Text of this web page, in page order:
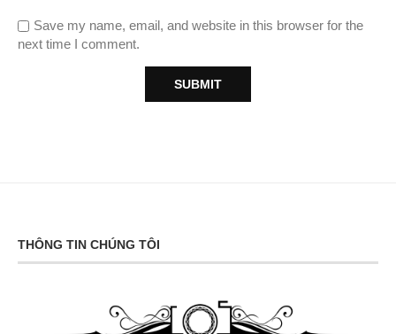
Save my name, email, and website in this browser for the
next time I comment.
THÔNG TIN CHÚNG TÔI